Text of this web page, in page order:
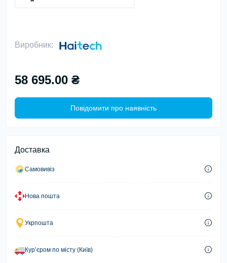
Виробник:
58 695.00 ₴
Повідомити про наявність
Доставка
Самовивіз
Нова пошта
Укрпошта
Курʼєром по місту (Київ)